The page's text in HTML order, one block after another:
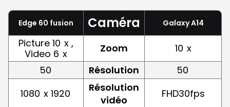
Edge 60 fusion Caméra Galaxy A14
Picture 10 x ,
Video 6 x Zoom 10 x
50
Résolution
50
1080 x 1920
Résolution
vidéo
FHD30fps